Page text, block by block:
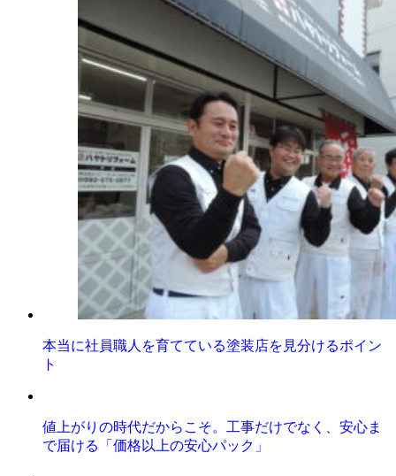
本当に社員職人を育てている塗装店を見分けるポイン
ト
値上がりの時代だからこそ。工事だけでなく、安心ま
で届ける「価格以上の安心パック」